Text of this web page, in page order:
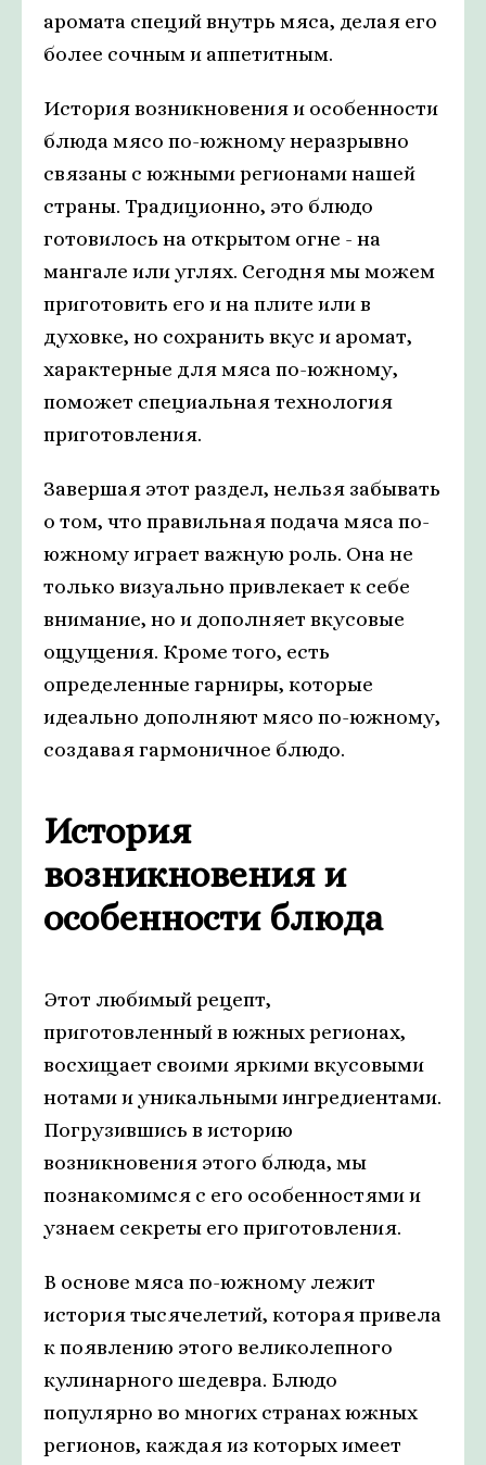
аромата специй внутрь мяса, делая его
более сочным и аппетитным.
История возникновения и особенности
блюда мясо по-южному неразрывно
связаны с южными регионами нашей
страны. Традиционно, это блюдо
готовилось на открытом огне - на
мангале или углях. Сегодня мы можем
приготовить его и на плите или в
духовке, но сохранить вкус и аромат,
характерные для мяса по-южному,
поможет специальная технология
приготовления.
Завершая этот раздел, нельзя забывать
о том, что правильная подача мяса по-
южному играет важную роль. Она не
только визуально привлекает к себе
внимание, но и дополняет вкусовые
ощущения. Кроме того, есть
определенные гарниры, которые
идеально дополняют мясо по-южному,
создавая гармоничное блюдо.
История
возникновения и
особенности блюда
Этот любимый рецепт,
приготовленный в южных регионах,
восхищает своими яркими вкусовыми
нотами и уникальными ингредиентами.
Погрузившись в историю
возникновения этого блюда, мы
познакомимся с его особенностями и
узнаем секреты его приготовления.
В основе мяса по-южному лежит
история тысячелетий, которая привела
к появлению этого великолепного
кулинарного шедевра. Блюдо
популярно во многих странах южных
регионов, каждая из которых имеет